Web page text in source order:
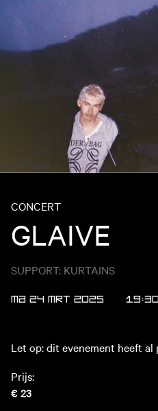
CONCERT
GLAIVE
SUPPORT: KURTAINS
MA 24 MRT 2025
Let op: dit evenement heeft al
Prijs:
€ 23